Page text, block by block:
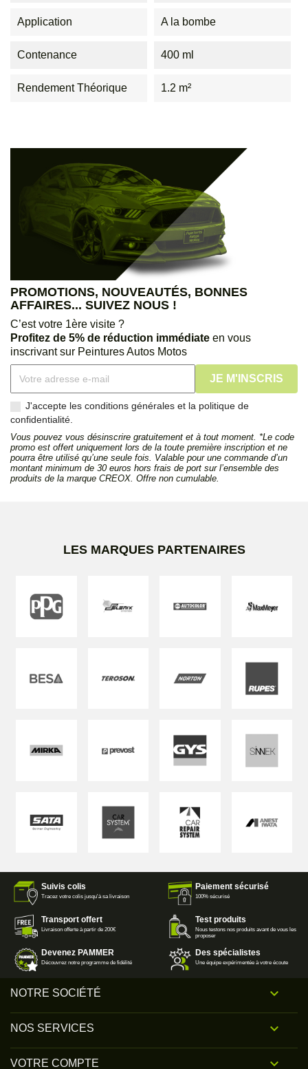
Application A la bombe
Contenance 400 ml
Rendement Théorique 1.2 m²
PROMOTIONS, NOUVEAUTÉS, BONNES
AFFAIRES... SUIVEZ NOUS !
C’est votre 1ère visite ?
Profitez de 5% de réduction immédiate en vous
inscrivant sur Peintures Autos Motos
J'accepte les conditions générales et la politique de
confidentialité.
Vous pouvez vous désinscrire gratuitement et à tout moment. *Le code
promo est offert uniquement lors de la toute première inscription et ne
pourra être utilisé qu’une seule fois. Valable pour une commande d’un
montant minimum de 30 euros hors frais de port sur l’ensemble des
produits de la marque CREOX. Offre non cumulable.
LES MARQUES PARTENAIRES
Suivis colis
Tracez votre colis jusqu'à sa livraison
Paiement sécurisé
100% sécurisé
Transport offert
Livraison offerte à partir de 200€
Test produits
Nous testons nos produits avant de vous les
proposer
Devenez PAMMER
Découvrez notre programme de fidélité
Des spécialistes
Une équipe expérimentée à votre écoute
NOTRE SOCIÉTÉ 
NOS SERVICES 
VOTRE COMPTE 